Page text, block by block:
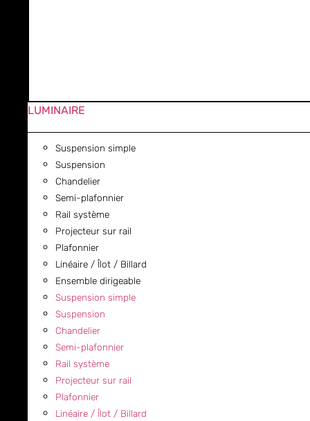
LUMINAIRE
Suspension simple
Suspension
Chandelier
Semi-plafonnier
Rail système
Projecteur sur rail
Plafonnier
Linéaire / Îlot / Billard
Ensemble dirigeable
Suspension simple
Suspension
Chandelier
Semi-plafonnier
Rail système
Projecteur sur rail
Plafonnier
Linéaire / Îlot / Billard